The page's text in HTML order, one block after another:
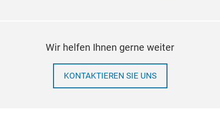
Wir helfen Ihnen gerne weiter
KONTAKTIEREN SIE UNS